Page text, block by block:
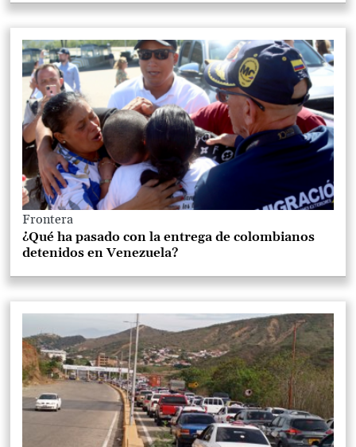
Frontera
¿Qué ha pasado con la entrega de colombianos
detenidos en Venezuela?